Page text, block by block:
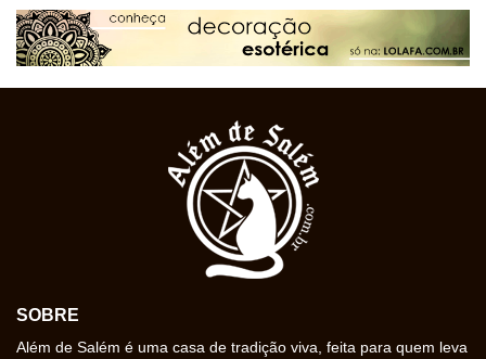
SOBRE
Além de Salém é uma casa de tradição viva, feita para quem leva